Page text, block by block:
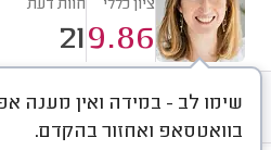
ציון כללי
9.86
חוות דעת
21
שימו לב - במידה ואין מענה
בוואטסאפ ואחזור בהקדם.
חוות דעת